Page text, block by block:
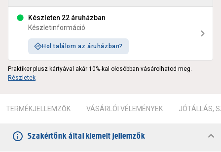
Készleten 22 áruházban
Készletinformáció
Hol találom az áruházban?
Praktiker plusz kártyával akár 10%-kal olcsóbban vásárolhatod meg.
Részletek
TERMÉKJELLEMZŐK VÁSÁRLÓI VÉLEMÉNYEK JÓTÁLLÁS,
Szakértőnk által kiemelt jellemzők